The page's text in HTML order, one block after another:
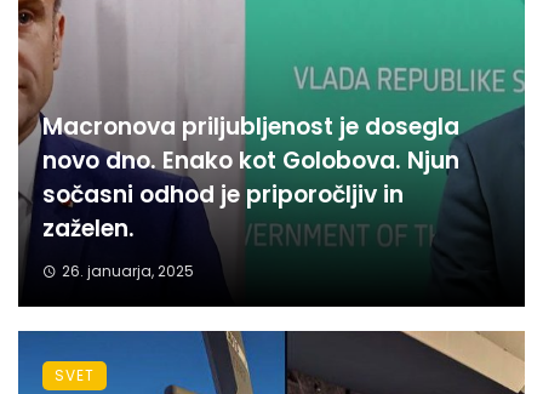
Macronova priljubljenost je dosegla
novo dno. Enako kot Golobova. Njun
sočasni odhod je priporočljiv in
zaželen.
26. januarja, 2025
SVET